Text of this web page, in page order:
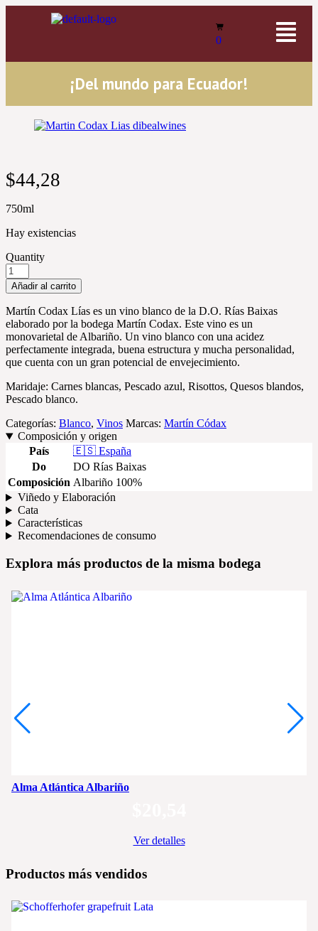
0
¡Del mundo para Ecuador!
$44,28
750ml
Hay existencias
Quantity
Añadir al carrito
Martín Codax Lías es un vino blanco de la D.O. Rías Baixas
elaborado por la bodega Martín Codax. Este vino es un
monovarietal de Albariño. Un vino blanco con una acidez
perfectamente integrada, buena estructura y mucha personalidad,
que cuenta con un gran potencial de envejecimiento.
Maridaje: Carnes blancas, Pescado azul, Risottos, Quesos blandos,
Pescado blanco.
Categorías: Blanco, Vinos Marcas: Martín Códax
Composición y origen
País
🇪🇸 España
Do
DO Rías Baixas
Composición Albariño 100%
Viñedo y Elaboración
Cata
Características
Recomendaciones de consumo
Explora más productos de la misma bodega
Alma Atlántica Albariño
Ver detalles
Productos más vendidos